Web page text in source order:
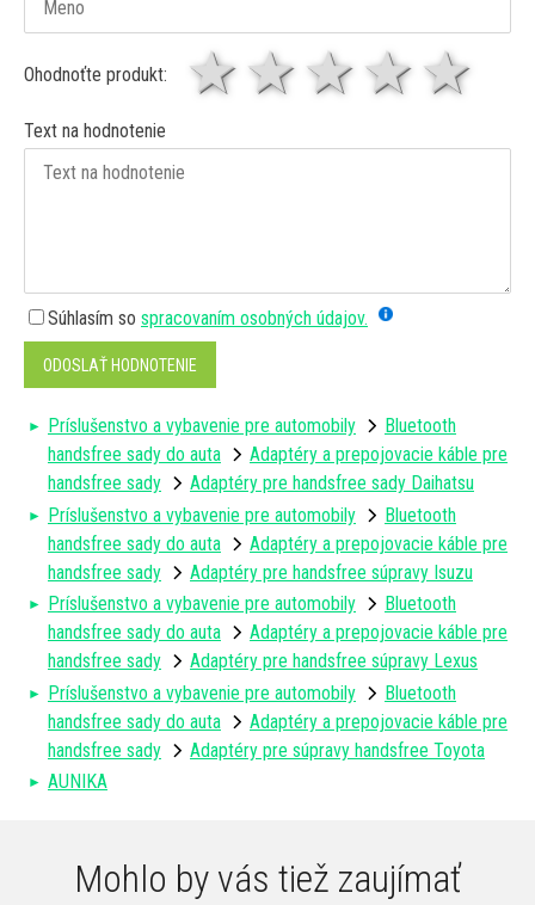
Ohodnoťte produkt: 4
3
2 hviezdy
1 hviezda
Text na hodnotenie
Súhlasím so spracovaním osobných údajov.
ODOSLAŤ HODNOTENIE
Príslušenstvo a vybavenie pre automobily
Bluetooth
handsfree sady do auta
Adaptéry a prepojovacie káble pre
handsfree sady
Adaptéry pre handsfree sady Daihatsu
Príslušenstvo a vybavenie pre automobily
Bluetooth
handsfree sady do auta
Adaptéry a prepojovacie káble pre
handsfree sady
Adaptéry pre handsfree súpravy Isuzu
Príslušenstvo a vybavenie pre automobily
Bluetooth
handsfree sady do auta
Adaptéry a prepojovacie káble pre
handsfree sady
Adaptéry pre handsfree súpravy Lexus
Príslušenstvo a vybavenie pre automobily
Bluetooth
handsfree sady do auta
Adaptéry a prepojovacie káble pre
handsfree sady
Adaptéry pre súpravy handsfree Toyota
AUNIKA
Mohlo by vás tiež zaujímať